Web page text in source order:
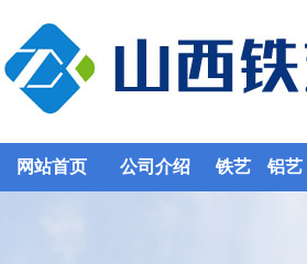
网站首页 公司介绍 铁艺 铝艺